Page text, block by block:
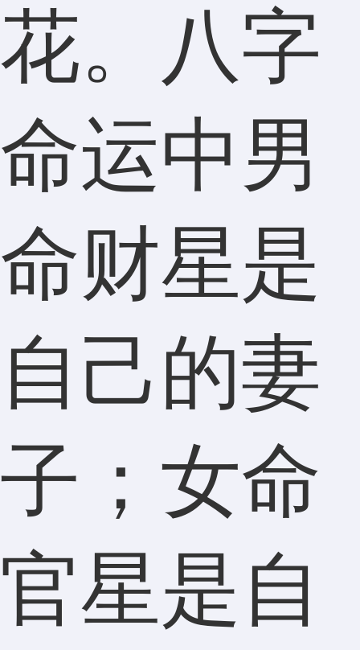
花。八字
命运中男
命财星是
自己的妻
子；女命
官星是自